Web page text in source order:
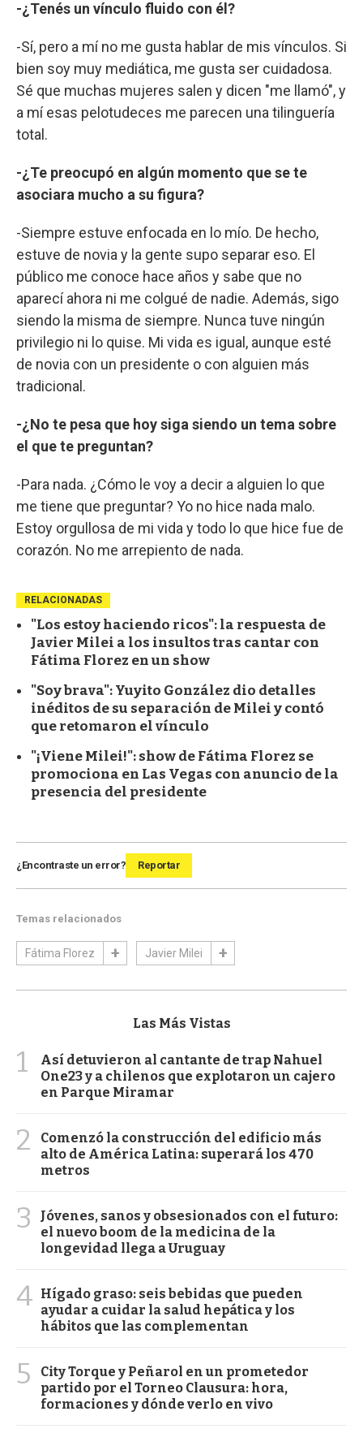
-¿Tenés un vínculo fluido con él?
-Sí, pero a mí no me gusta hablar de mis vínculos. Si
bien soy muy mediática, me gusta ser cuidadosa.
Sé que muchas mujeres salen y dicen "me llamó", y
a mí esas pelotudeces me parecen una tilinguería
total.
-¿Te preocupó en algún momento que se te
asociara mucho a su figura?
-Siempre estuve enfocada en lo mío. De hecho,
estuve de novia y la gente supo separar eso. El
público me conoce hace años y sabe que no
aparecí ahora ni me colgué de nadie. Además, sigo
siendo la misma de siempre. Nunca tuve ningún
privilegio ni lo quise. Mi vida es igual, aunque esté
de novia con un presidente o con alguien más
tradicional.
-¿No te pesa que hoy siga siendo un tema sobre
el que te preguntan?
-Para nada. ¿Cómo le voy a decir a alguien lo que
me tiene que preguntar? Yo no hice nada malo.
Estoy orgullosa de mi vida y todo lo que hice fue de
corazón. No me arrepiento de nada.
RELACIONADAS
"Los estoy haciendo ricos": la respuesta de
Javier Milei a los insultos tras cantar con
Fátima Florez en un show
"Soy brava": Yuyito González dio detalles
inéditos de su separación de Milei y contó
que retomaron el vínculo
"¡Viene Milei!": show de Fátima Florez se
promociona en Las Vegas con anuncio de la
presencia del presidente
¿Encontraste un error? Reportar
Temas relacionados
Fátima Florez Javier Milei
Las Más Vistas
1
Así detuvieron al cantante de trap Nahuel
One23 y a chilenos que explotaron un cajero
en Parque Miramar
2
Comenzó la construcción del edificio más
alto de América Latina: superará los 470
metros
3
Jóvenes, sanos y obsesionados con el futuro:
el nuevo boom de la medicina de la
longevidad llega a Uruguay
4 Hígado graso: seis bebidas que pueden
ayudar a cuidar la salud hepática y los
hábitos que las complementan
5
City Torque y Peñarol en un prometedor
partido por el Torneo Clausura: hora,
formaciones y dónde verlo en vivo